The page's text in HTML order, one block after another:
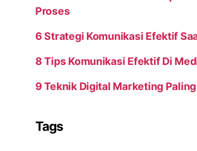
Proses
6 Strategi Komunikasi Efektif
8 Tips Komunikasi Efektif Di
9 Teknik Digital Marketing
Tags